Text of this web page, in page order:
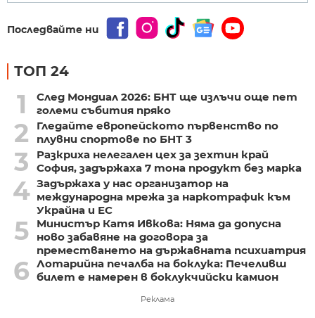
Последвайте ни
ТОП 24
1
След Мондиал 2026: БНТ ще излъчи още пет
големи събития пряко
2
Гледайте европейското първенство по
плувни спортове по БНТ 3
3
Разкриха нелегален цех за зехтин край
София, задържаха 7 тона продукт без марка
4 Задържаха у нас организатор на
международна мрежа за наркотрафик към
Украйна и ЕС
5
Министър Катя Ивкова: Няма да допусна
ново забавяне на договора за
преместването на държавната психиатрия
6 Лотарийна печалба на боклука: Печеливш
билет е намерен в боклукчийски камион
Реклама